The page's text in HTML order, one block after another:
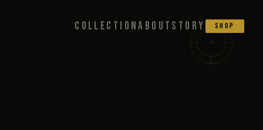
COLLECTIONABOUT STORY SHOP